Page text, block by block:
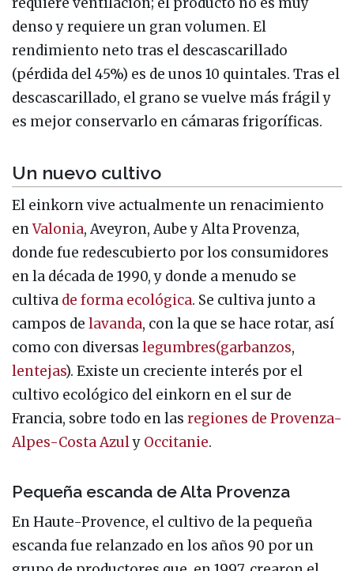
denso y requiere un gran volumen. El
rendimiento neto tras el descascarillado
(pérdida del 45%) es de unos 10 quintales. Tras el
descascarillado, el grano se vuelve más frágil y
es mejor conservarlo en cámaras frigoríficas.
Un nuevo cultivo
El einkorn vive actualmente un renacimiento
enValonia, Aveyron, Aube y Alta Provenza,
donde fue redescubierto por los consumidores
en la década de 1990, y donde a menudo se
cultiva de forma ecológica. Se cultiva junto a
campos de lavanda, con la que se hace rotar, así
como con diversas legumbres(garbanzos,
lentejas). Existe un creciente interés por el
cultivo ecológico del einkorn en el sur de
Francia, sobre todo en las regiones de Provenza-
Alpes-Costa Azuly Occitanie.
Pequeña escanda de Alta Provenza
En Haute-Provence, el cultivo de la pequeña
escanda fue relanzado en los años 90 por un